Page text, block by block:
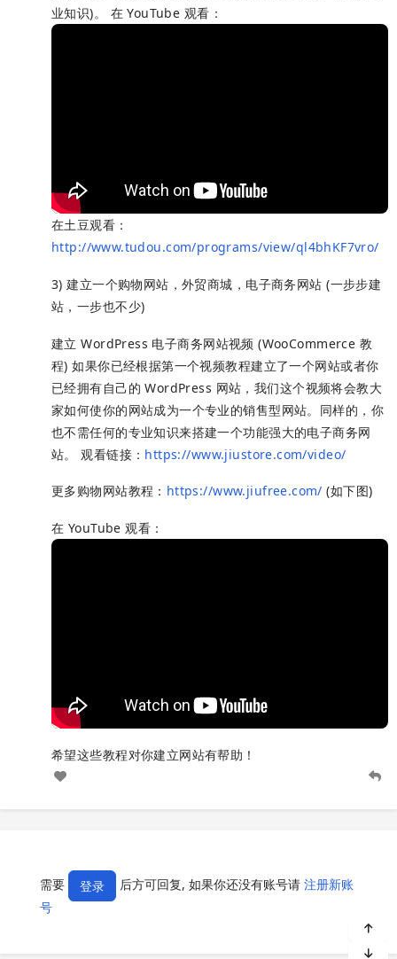
业知识)。 在 YouTube 观看：
在土豆观看：
http://www.tudou.com/programs/view/ql4bhKF7vro/
3) 建立一个购物网站，外贸商城，电子商务网站 (一步步建
站，一步也不少)
建立 WordPress 电子商务网站视频 (WooCommerce 教
程) 如果你已经根据第一个视频教程建立了一个网站或者你
已经拥有自己的 WordPress 网站，我们这个视频将会教大
家如何使你的网站成为一个专业的销售型网站。同样的，你
也不需任何的专业知识来搭建一个功能强大的电子商务网
站。 观看链接： https://www.jiustore.com/video/
更多购物网站教程： https://www.jiufree.com/ (如下图)
在 YouTube 观看：
希望这些教程对你建立网站有帮助！
需要 登录 后方可回复, 如果你还没有账号请 注册新账
号